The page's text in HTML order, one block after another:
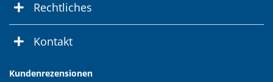
Rechtliches
Kontakt
Kundenrezensionen